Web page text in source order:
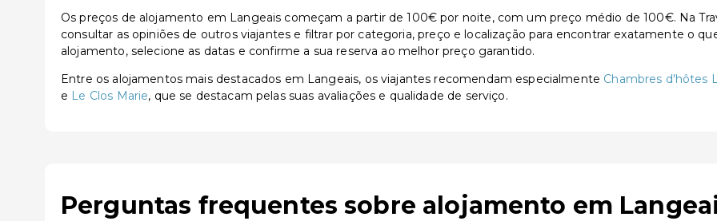
Os preços de alojamento em Langeais começam a partir de 100€ por noite, com um preço médio de 100€. Na
consultar as opiniões de outros viajantes e filtrar por categoria, preço e localização para encontrar exatamente o
alojamento, selecione as datas e confirme a sua reserva ao melhor preço garantido.
Entre os alojamentos mais destacados em Langeais, os viajantes recomendam especialmente Chambres d'hôtes
e Le Clos Marie, que se destacam pelas suas avaliações e qualidade de serviço.
Perguntas frequentes sobre alojamento em